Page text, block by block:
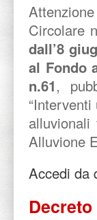
Circolare
dall’8
al Fondo
n.61,
Alluvione
Accedi da